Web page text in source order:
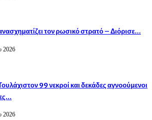
τον ρωσικό στρατό – Διόρισε…
2026
99 νεκροί και δεκάδες αγνοούμενοι
2026